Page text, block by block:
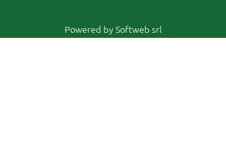
Powered by Softweb srl